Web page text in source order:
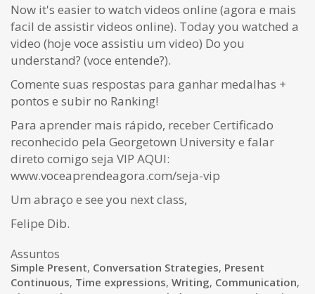
Now it's easier to watch videos online (agora e mais
facil de assistir videos online). Today you watched a
video (hoje voce assistiu um video) Do you
understand? (voce entende?).
Comente suas respostas para ganhar medalhas +
pontos e subir no Ranking!
Para aprender mais rápido, receber Certificado
reconhecido pela Georgetown University e falar
direto comigo seja VIP AQUI:
www.voceaprendeagora.com/seja-vip
Um abraço e see you next class,
Felipe Dib.
Assuntos
Simple Present, Conversation Strategies, Present
Continuous, Time expressions, Writing, Communication,